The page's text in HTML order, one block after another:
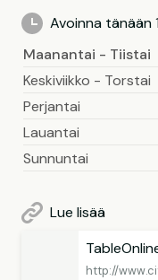
Avoinna tänään
Maanantai - Tiistai
Keskiviikko - Torstai
Perjantai
Lauantai
Sunnuntai
Lue lisää